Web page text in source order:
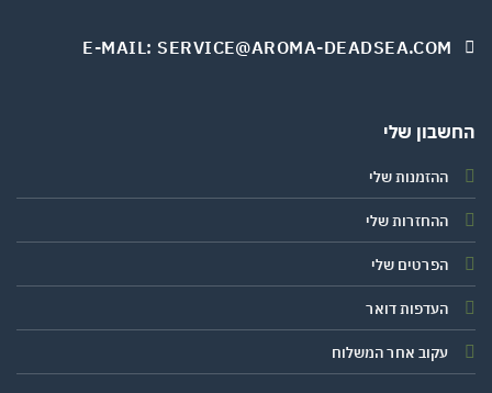
E-MAIL: SERVICE@AROMA-DEADSEA.COM
החשבון שלי
ההזמנות שלי
ההחזרות שלי
הפרטים שלי
העדפות דואר
עקוב אחר המשלוח